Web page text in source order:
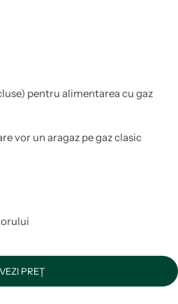
pentru alimentarea cu gaz
vor un aragaz pe gaz clasic
VEZI PREȚ